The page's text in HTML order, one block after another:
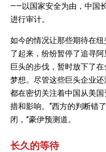
——以国家安全为由，中国
进行审计。
如今的情况让那些期待在
了起来，纷纷暂停了追寻
巨头的步伐，暂时放下了
梦想。尽管这些巨头企业
都在密切关注着中国从美
措和影响。“西方的判断错
闭，”豪伊预测道。
长久的等待